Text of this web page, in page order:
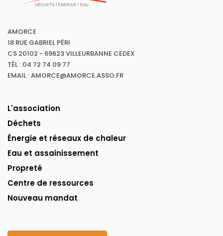
AMORCE
18 RUE GABRIEL PÉRI
CS 20102 - 69623 VILLEURBANNE CEDEX
TÉL : 04 72 74 09 77
EMAIL : AMORCE@AMORCE.ASSO.FR
L'association
Déchets
Énergie et réseaux de chaleur
Eau et assainissement
Propreté
Centre de ressources
Nouveau mandat